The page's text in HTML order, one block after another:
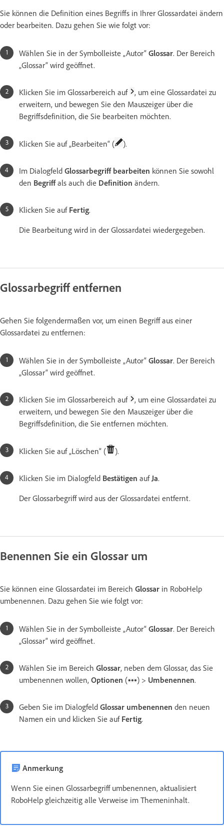
Sie können die Definition eines Begriffs in Ihrer Glossardatei ändern
oder bearbeiten. Dazu gehen Sie wie folgt vor:
Wählen Sie in der Symbolleiste „Autor“ Glossar. Der Bereich
„Glossar“ wird geöffnet.
Klicken Sie im Glossarbereich auf
, um eine Glossardatei zu
erweitern, und bewegen Sie den Mauszeiger über die
Begriffsdefinition, die Sie bearbeiten möchten.
Klicken Sie auf „Bearbeiten“ ( ).
Im Dialogfeld Glossarbegriff bearbeiten können Sie sowohl
den Begriffals auch die Definition ändern.
Klicken Sie auf Fertig.
Die Bearbeitung wird in der Glossardatei wiedergegeben.
Glossarbegriff entfernen
Gehen Sie folgendermaßen vor, um einen Begriff aus einer
Glossardatei zu entfernen:
Wählen Sie in der Symbolleiste „Autor“ Glossar. Der Bereich
„Glossar“ wird geöffnet.
Klicken Sie im Glossarbereich auf
, um eine Glossardatei zu
erweitern, und bewegen Sie den Mauszeiger über die
Begriffsdefinition, die Sie entfernen möchten.
Klicken Sie auf „Löschen“ ( ).
Klicken Sie im Dialogfeld Bestätigen auf Ja.
Der Glossarbegriff wird aus der Glossardatei entfernt.
Benennen Sie ein Glossar um
Sie können eine Glossardatei im Bereich Glossar in RoboHelp
umbenennen. Dazu gehen Sie wie folgt vor:
Wählen Sie in der Symbolleiste „Autor“ Glossar. Der Bereich
„Glossar“ wird geöffnet.
Wählen Sie im Bereich Glossar, neben dem Glossar, das Sie
umbenennen wollen, Optionen ( ) > Umbenennen.
Geben Sie im Dialogfeld Glossar umbenennen den neuen
Namen ein und klicken Sie auf Fertig.
Anmerkung
Wenn Sie einen Glossarbegriff umbenennen, aktualisiert
RoboHelp gleichzeitig alle Verweise im Themeninhalt.